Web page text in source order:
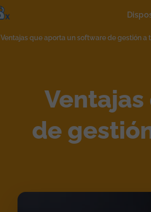
Ventajas que aporta un software de gestión a
de